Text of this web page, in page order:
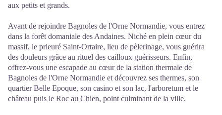
aux petits et grands.
Avant de rejoindre Bagnoles de l'Orne Normandie, vous entrez
dans la forêt domaniale des Andaines. Niché en plein cœur du
massif, le prieuré Saint-Ortaire, lieu de pèlerinage, vous guérira
des douleurs grâce au rituel des cailloux guérisseurs. Enfin,
offrez-vous une escapade au cœur de la station thermale de
Bagnoles de l'Orne Normandie et découvrez ses thermes, son
quartier Belle Epoque, son casino et son lac, l'arboretum et le
château puis le Roc au Chien, point culminant de la ville.